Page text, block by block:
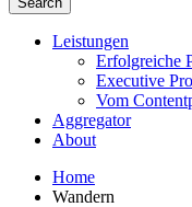
Leistungen
Erfolgreiche
Executive
Vom
Aggregator
About
Home
Wandern